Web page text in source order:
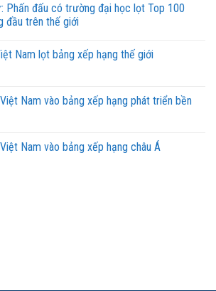
Phấn đấu có trường đại học lọt Top 100
đầu trên thế giới
Nam lọt bảng xếp hạng thế giới
Nam vào bảng xếp hạng phát triển bền
Nam vào bảng xếp hạng châu Á